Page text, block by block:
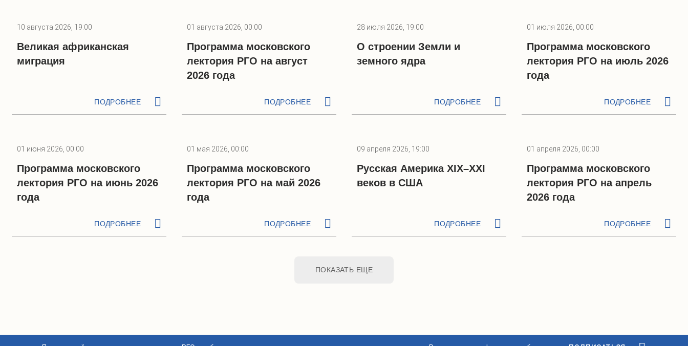
10 августа 2026, 19:00
Великая африканская
миграция
ПОДРОБНЕЕ
01 августа 2026, 00:00
Программа московского
лектория РГО на август
2026 года
ПОДРОБНЕЕ
28 июля 2026, 19:00
О строении Земли и
земного ядра
ПОДРОБНЕЕ
01 июля 2026, 00:00
Программа московского
лектория РГО на июль 2026
года
ПОДРОБНЕЕ
01 июня 2026, 00:00
Программа московского
лектория РГО на июнь 2026
года
ПОДРОБНЕЕ
01 мая 2026, 00:00
Программа московского
лектория РГО на май 2026
года
ПОДРОБНЕЕ
09 апреля 2026, 19:00
Русская Америка XIX–XXI
веков в США
ПОДРОБНЕЕ
01 апреля 2026, 00:00
Программа московского
лектория РГО на апрель
2026 года
ПОДРОБНЕЕ
ПОКАЗАТЬ ЕЩЕ